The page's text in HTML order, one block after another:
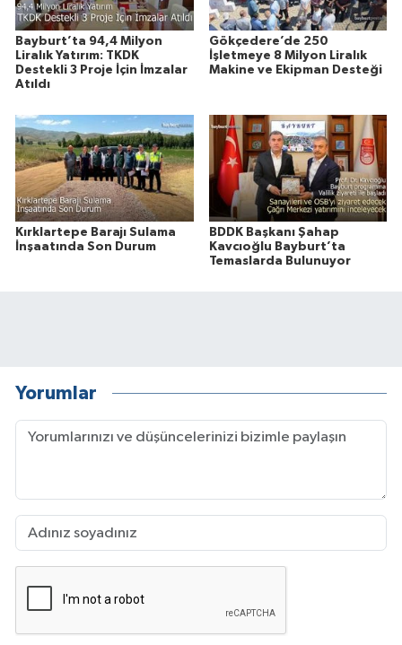
Bayburt’ta 94,4 Milyon
Liralık Yatırım: TKDK
Destekli 3 Proje İçin İmzalar
Atıldı
Gökçedere’de 250
İşletmeye 8 Milyon Liralık
Makine ve Ekipman Desteği
Kırklartepe Barajı Sulama
İnşaatında Son Durum
BDDK Başkanı Şahap
Kavcıoğlu Bayburt’ta
Temaslarda Bulunuyor
Yorumlar